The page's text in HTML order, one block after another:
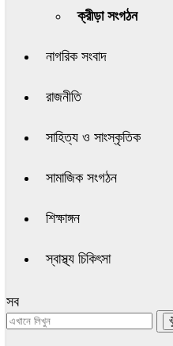
ক্রীড়া সংগঠন
নাগরিক সংবাদ
রাজনীতি
সাহিত্য ও সাংস্কৃতিক
সামাজিক সংগঠন
শিক্ষাঙ্গন
স্বাস্থ্য চিকিৎসা
সব